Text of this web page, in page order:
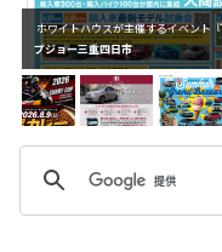
プジョー三重四日市